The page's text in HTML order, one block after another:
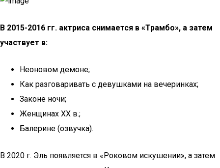
В 2015-2016 гг. актриса снимается в «Трамбо», а затем
участвует в:
Неоновом демоне;
Как разговаривать с девушками на вечеринках;
Законе ночи;
Женщинах ХХ в.;
Балерине (озвучка).
В 2020 г. Эль появляется в «Роковом искушении», а затем